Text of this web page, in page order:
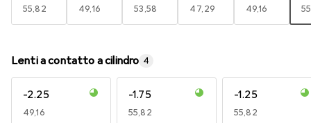
EUR
55,82 EUR
49,16 EUR
53,58 EUR
47,29 EUR
49,16
Lenti a contatto a cilindro 4
-2.25
EUR
49,16
-1.75
EUR
55,82
-1.25
EUR
55,82